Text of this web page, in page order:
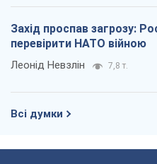
Захід проспав загрозу:
перевірити НАТО війною
Леонід Невзлін 7,8 т.
Всі думки